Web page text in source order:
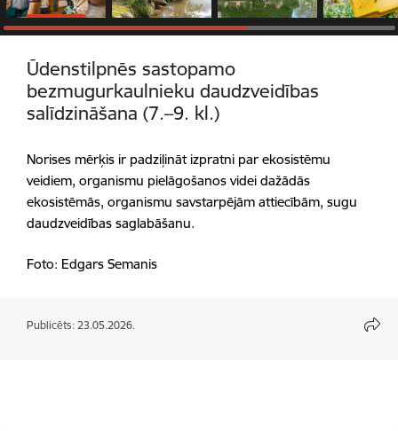
Ūdenstilpnēs sastopamo
bezmugurkaulnieku daudzveidības
salīdzināšana (7.–9. kl.)
Norises mērķis ir padziļināt izpratni par ekosistēmu
veidiem, organismu pielāgošanos videi dažādās
ekosistēmās, organismu savstarpējām attiecībām, sugu
daudzveidības saglabāšanu.
Foto: Edgars Semanis
Publicēts: 23.05.2026.